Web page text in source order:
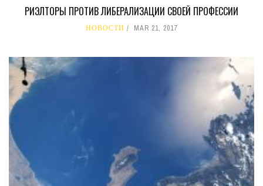
РИЭЛТОРЫ ПРОТИВ ЛИБЕРАЛИЗАЦИИ СВОЕЙ ПРОФЕССИИ
НОВОСТИ MAR 21, 2017